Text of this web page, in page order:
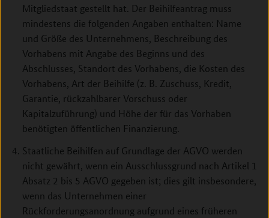
Mitgliedstaat gestellt hat. Der Beihilfeantrag muss
mindestens die folgenden Angaben enthalten: Name
und Größe des Unternehmens, Beschreibung des
Vorhabens mit Angabe des Beginns und des
Abschlusses, Standort des Vorhabens, die Kosten des
Vorhabens, Art der Beihilfe (z. B. Zuschuss, Kredit,
Garantie, rückzahlbarer Vorschuss oder
Kapitalzuführung) und Höhe der für das Vorhaben
benötigten öffentlichen Finanzierung.
Staatliche Beihilfen auf Grundlage der AGVO werden
nicht gewährt, wenn ein Ausschlussgrund nach Artikel 1
Absatz 2 bis 5 AGVO gegeben ist; dies gilt insbesondere,
wenn das Unternehmen einer
Rückforderungsanordnung aufgrund eines früheren